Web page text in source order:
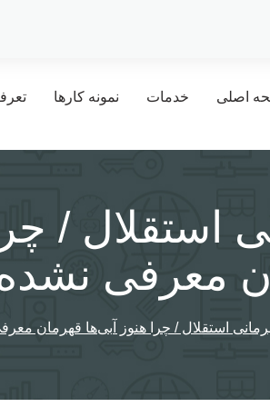
اصلی خدمات نمونه کارها
استقلال /
معرفی
استقلال / چرا هنوز آبی‌ها قهرمان